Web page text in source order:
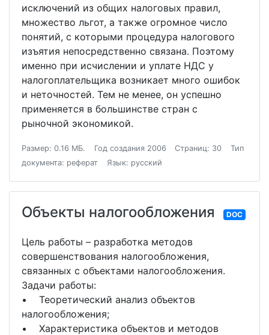
исключений из общих налоговых правил,
множество льгот, а также огромное число
понятий, с которыми процедура налогового
изъятия непосредственно связана. Поэтому
именно при исчислении и уплате НДС у
налогоплательщика возникает много ошибок
и неточностей. Тем не менее, он успешно
применяется в большинстве стран с
рыночной экономикой.
Размер: 0.16 МБ. Год создания 2006 Страниц: 30
Тип
документа: реферат
Язык: русский
Объекты налогообложения DOC
Цель работы – разработка методов
совершенствования налогообложения,
связанных с объектами налогообложения.
Задачи работы:
• Теоретический анализ объектов
налогообложения;
• Характеристика объектов и методов